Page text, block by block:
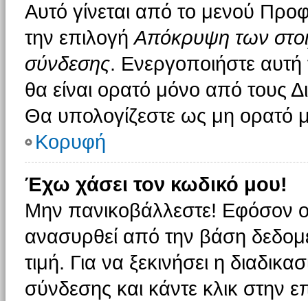
Αυτό γίνεται από το μενού
την επιλογήΑπόκρυψη των
σύνδεσης. Ενεργοποιήστε
θα είναι ορατό μόνο από τους
Θα υπολογίζεστε ως μη ορατό
Κορυφή
Έχω χάσει τον κωδικό μου!
Μην πανικοβάλλεστε! Εφόσον
ανασυρθεί από την βάση
τιμή. Για να ξεκινήσει η
σύνδεσης και κάντε κλικ στην